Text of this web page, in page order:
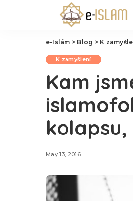
e-Islám > Blog > K
K zamyšlení
Kam
kolapsu,
May 13, 2016